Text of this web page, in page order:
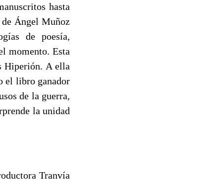
hasta
de Ángel Muñoz
de poesía,
momento. Esta
Hiperión. A ella
el libro ganador
de la guerra,
la unidad
Tranvía